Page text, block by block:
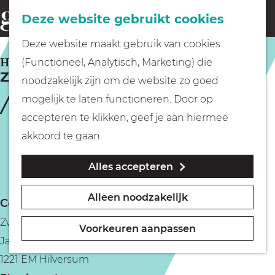
Deze website gebruikt cookies
Deze website maakt gebruik van cookies
(Functioneel, Analytisch, Marketing) die
noodzakelijk zijn om de website zo goed
mogelijk te laten functioneren. Door op
accepteren te klikken, geef je aan hiermee
akkoord te gaan.
Alles accepteren
Alleen noodzakelijk
Voorkeuren aanpassen
G
a
n
a
o
m
e
p
Fietsen
Wandelen
Geocachen
Naar het museum
o
e
k
e
n
Zwembad de Lieberg
HILVERSUM
Contact
Zwembad de Lieberg
Jan van der Heydenstraat 170
1221 EM Hilversum